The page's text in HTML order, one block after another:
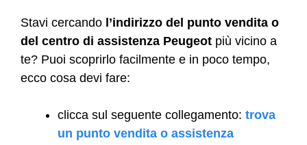
Stavi cercando l’indirizzo del punto vendita o
del centro di assistenza Peugeot più vicino a
te? Puoi scoprirlo facilmente e in poco tempo,
ecco cosa devi fare:
clicca sul seguente collegamento: trova
un punto vendita o assistenza